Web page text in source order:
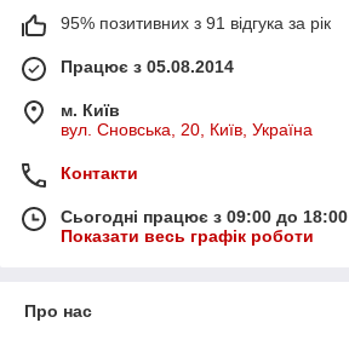
95% позитивних з 91 відгука за рік
Працює з 05.08.2014
м. Київ
вул. Сновська, 20, Київ, Україна
Контакти
Сьогодні працює з 09:00 до 18:00
Показати весь графік роботи
Про нас